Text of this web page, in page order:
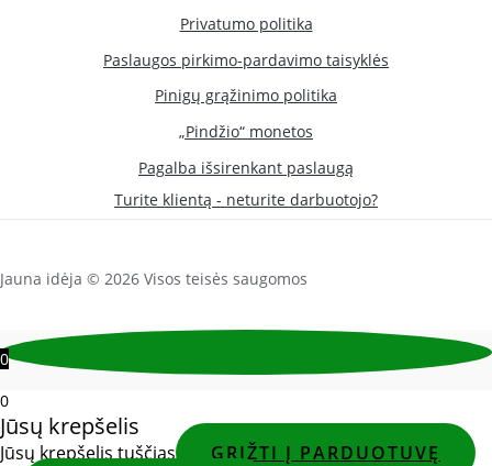
Privatumo politika
Paslaugos pirkimo-pardavimo taisyklės
Pinigų grąžinimo politika
„Pindžio“ monetos
Pagalba išsirenkant paslaugą
Turite klientą - neturite darbuotojo?
Jauna idėja © 2026 Visos teisės saugomos
0
0
Jūsų krepšelis
Jūsų krepšelis tuščias GRĮŽTI Į PARDUOTUVĘ